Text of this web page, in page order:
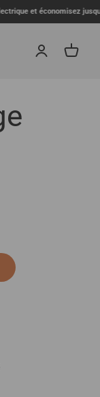
et économisez
Login
Cart